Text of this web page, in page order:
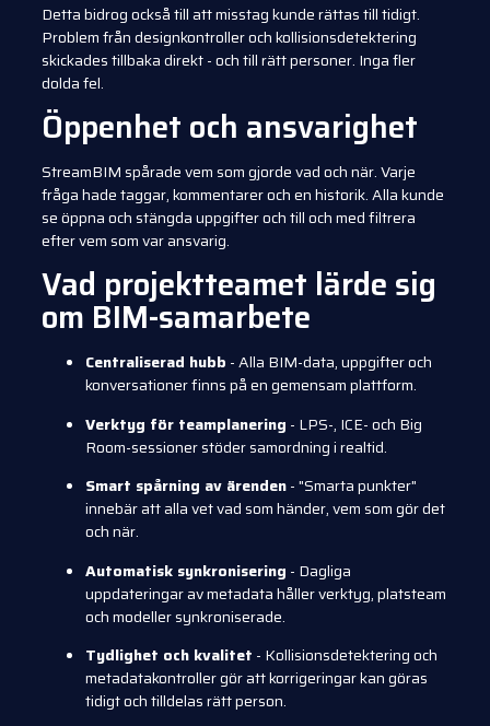
Detta bidrog också till att misstag kunde rättas till tidigt.
Problem från designkontroller och kollisionsdetektering
skickades tillbaka direkt - och till rätt personer. Inga fler
dolda fel.
Öppenhet och ansvarighet
StreamBIM spårade vem som gjorde vad och när. Varje
fråga hade taggar, kommentarer och en historik. Alla kunde
se öppna och stängda uppgifter och till och med filtrera
efter vem som var ansvarig.
Vad projektteamet lärde sig
om BIM-samarbete
Centraliserad hubb - Alla BIM-data, uppgifter och
konversationer finns på en gemensam plattform.
Verktyg för teamplanering - LPS-, ICE- och Big
Room-sessioner stöder samordning i realtid.
Smart spårning av ärenden- "Smarta punkter"
innebär att alla vet vad som händer, vem som gör det
och när.
Automatisk synkronisering - Dagliga
uppdateringar av metadata håller verktyg, platsteam
och modeller synkroniserade.
Tydlighet och kvalitet - Kollisionsdetektering och
metadatakontroller gör att korrigeringar kan göras
tidigt och tilldelas rätt person.